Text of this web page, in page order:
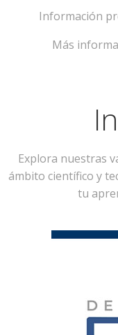
Información
Más
Explora nuestras
ámbito científico y
tu